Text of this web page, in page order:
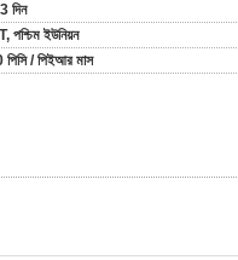
দিন
পশ্চিম ইউনিয়ন
পিসি / পিইআর মাস